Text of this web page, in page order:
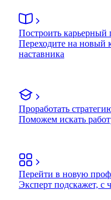
Построить карьерный
Переходите на новый
наставника
Проработать
Поможем искать
Перейти в новую
Эксперт подскажет, с